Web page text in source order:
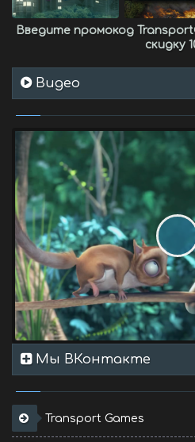
Введите промокод
скидку
Видео
Мы ВКонтакте
Transport Games